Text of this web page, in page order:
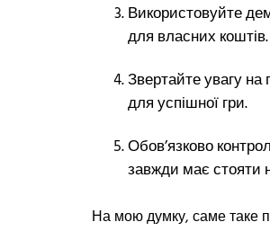
Використовуйте
для власних коштів.
Звертайте увагу
для успішної гри.
Обов’язково
завжди має стояти
На мою думку, саме таке